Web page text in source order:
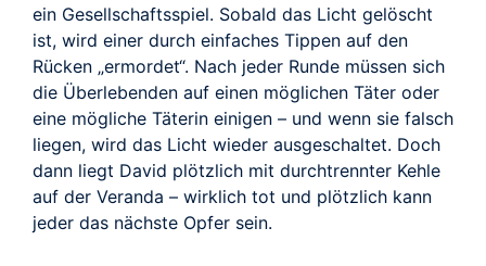
ein Gesellschaftsspiel. Sobald das Licht gelöscht
ist, wird einer durch einfaches Tippen auf den
Rücken „ermordet“. Nach jeder Runde müssen sich
die Überlebenden auf einen möglichen Täter oder
eine mögliche Täterin einigen – und wenn sie falsch
liegen, wird das Licht wieder ausgeschaltet. Doch
dann liegt David plötzlich mit durchtrennter Kehle
auf der Veranda – wirklich tot und plötzlich kann
jeder das nächste Opfer sein.